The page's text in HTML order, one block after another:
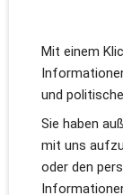
Mit einem
und
Sie haben
mit uns
oder den